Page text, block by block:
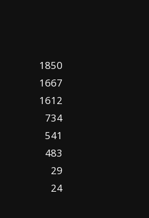
1850
1667
1612
734
541
483
29
24